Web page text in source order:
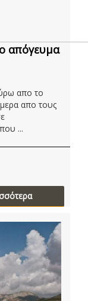
απόγευμα
απο το
απο τους
...